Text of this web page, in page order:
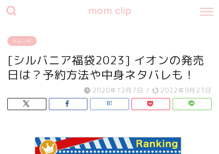
mom clip
トレンド
[シルバニア福袋2023] イオンの発売
日は？予約方法や中身ネタバレも！
2020年12月7日 / 2022年9月23日